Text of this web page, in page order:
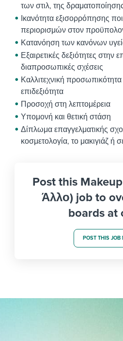
των στιλ, της
Ικανότητα εξισορρόπησης
περιορισμών στον
Κατανόηση των κανόνων
Εξαιρετικές δεξιότητες στην
διαπροσωπικές σχέσεις
Καλλιτεχνική προσωπικότητα
επιδεξιότητα
Προσοχή στη λεπτομέρεια
Υπομονή και θετική στάση
Δίπλωμα επαγγελματικής
κοσμετολογία, το μακιγιάζ ή
Post this
Άλλο) job to
boards at
POST THIS JOB